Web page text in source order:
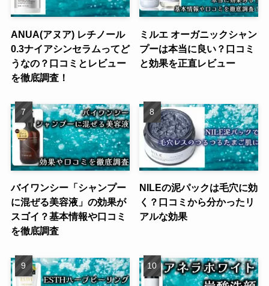
ANUA(アヌア) レチノール
0.3ナイアシンセラムってど
うなの？口コミとレビュー
を徹底調査！
ミルエ オーガニックシャン
プーは本当に良い？口コミ
と効果を正直レビュー
バイワンシー「シャンプー
に混ぜる美容液」の効果が
スゴイ？基本情報や口コミ
を徹底調査
NILEの泥パックは毛穴に効
く？口コミから分かったリ
アルな効果